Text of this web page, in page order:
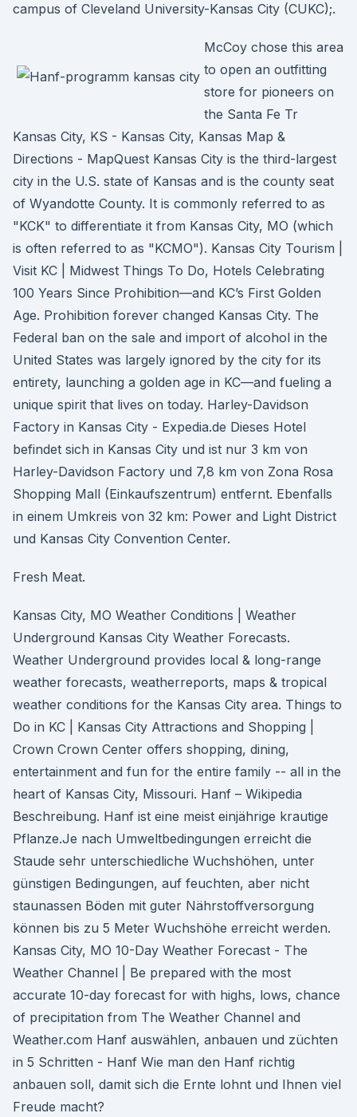
campus of Cleveland University-Kansas City (CUKC);.
McCoy chose this area
to open an outfitting
store for pioneers on
the Santa Fe Tr
Kansas City, KS - Kansas City, Kansas Map &
Directions - MapQuest Kansas City is the third-largest
city in the U.S. state of Kansas and is the county seat
of Wyandotte County. It is commonly referred to as
"KCK" to differentiate it from Kansas City, MO (which
is often referred to as "KCMO"). Kansas City Tourism |
Visit KC | Midwest Things To Do, Hotels Celebrating
100 Years Since Prohibition—and KC’s First Golden
Age. Prohibition forever changed Kansas City. The
Federal ban on the sale and import of alcohol in the
United States was largely ignored by the city for its
entirety, launching a golden age in KC—and fueling a
unique spirit that lives on today. Harley-Davidson
Factory in Kansas City - Expedia.de Dieses Hotel
befindet sich in Kansas City und ist nur 3 km von
Harley-Davidson Factory und 7,8 km von Zona Rosa
Shopping Mall (Einkaufszentrum) entfernt. Ebenfalls
in einem Umkreis von 32 km: Power and Light District
und Kansas City Convention Center.
Fresh Meat.
Kansas City, MO Weather Conditions | Weather
Underground Kansas City Weather Forecasts.
Weather Underground provides local & long-range
weather forecasts, weatherreports, maps & tropical
weather conditions for the Kansas City area. Things to
Do in KC | Kansas City Attractions and Shopping |
Crown Crown Center offers shopping, dining,
entertainment and fun for the entire family -- all in the
heart of Kansas City, Missouri. Hanf – Wikipedia
Beschreibung. Hanf ist eine meist einjährige krautige
Pflanze.Je nach Umweltbedingungen erreicht die
Staude sehr unterschiedliche Wuchshöhen, unter
günstigen Bedingungen, auf feuchten, aber nicht
staunassen Böden mit guter Nährstoffversorgung
können bis zu 5 Meter Wuchshöhe erreicht werden.
Kansas City, MO 10-Day Weather Forecast - The
Weather Channel | Be prepared with the most
accurate 10-day forecast for with highs, lows, chance
of precipitation from The Weather Channel and
Weather.com Hanf auswählen, anbauen und züchten
in 5 Schritten - Hanf Wie man den Hanf richtig
anbauen soll, damit sich die Ernte lohnt und Ihnen viel
Freude macht?